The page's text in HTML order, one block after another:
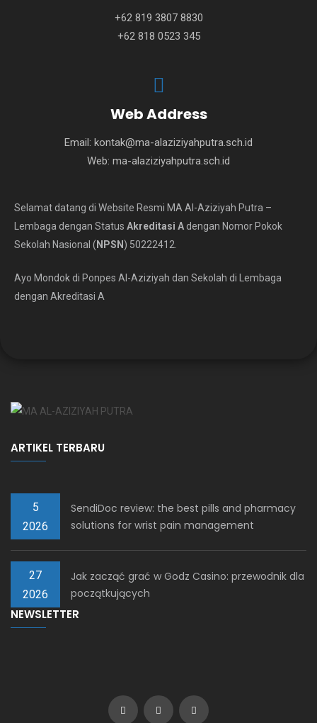
+62 819 3807 8830
+62 818 0523 345
Web Address
Email: kontak@ma-alaziziyahputra.sch.id
Web: ma-alaziziyahputra.sch.id
Selamat datang di Website Resmi MA Al-Aziziyah Putra –
Lembaga dengan Status Akreditasi A dengan Nomor Pokok
Sekolah Nasional ( NPSN ) 50222412.
Ayo Mondok di Ponpes Al-Aziziyah dan Sekolah di Lembaga
dengan Akreditasi A
ARTIKEL TERBARU
5
2026
SendiDoc review: the best pills and pharmacy
solutions for wrist pain management
27
2026
Jak zacząć grać w Godz Casino: przewodnik dla
początkujących
NEWSLETTER